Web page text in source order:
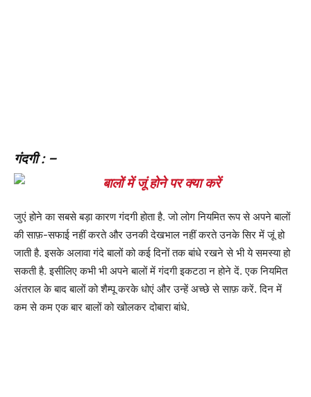
गंदगी : –
जुएं होने का सबसे बड़ा कारण गंदगी होता है. जो लोग नियमित रूप से अपने बालों
की साफ़-सफाई नहीं करते और उनकी देखभाल नहीं करते उनके सिर में जूं हो
जाती है. इसके अलावा गंदे बालों को कई दिनों तक बांधे रखने से भी ये समस्या हो
सकती है. इसीलिए कभी भी अपने बालों में गंदगी इकटठा न होने दें. एक नियमित
अंतराल के बाद बालों को शैम्पू करके धोएं और उन्हें अच्छे से साफ़ करें. दिन में
कम से कम एक बार बालों को खोलकर दोबारा बांधे.